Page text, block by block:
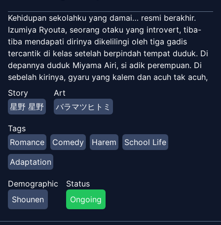
Kehidupan sekolahku yang damai… resmi berakhir.
Izumiya Ryouta, seorang otaku yang introvert, tiba-
tiba mendapati dirinya dikelilingi oleh tiga gadis
tercantik di kelas setelah berpindah tempat duduk. Di
depannya duduk Miyama Airi, si adik perempuan. Di
sebelah kirinya, gyaru yang kalem dan acuh tak acuh,
Ichinose Yuria. Dan di sebelah kanannya, ketua kelas
berambut hitam yang anggun, Kuroki Ruri. Di
permukaan, mereka adalah gadis-gadis cantik yang
sempurna—tetapi Ryouta menemukan rahasia yang
tidak pernah bisa mereka ungkapkan… "T-Tolong…!
Jangan beri tahu siapa pun tentang ini!" "Mulai
sekarang, kita menjalin hubungan seperti itu." "Ini
rahasia… hanya antara kamu dan aku, Ryouta-kun."
Yang dia inginkan hanyalah kehidupan otaku yang
tenang—jadi bagaimana semuanya berakhir seperti
ini?! Terjebak di antara tiga gadis yang merepotkan,
seorang otaku yang introvert berjuang mati-matian
Story
星野 星野
Art
バラマツヒトミ
Tags
Romance
Comedy Harem
School Life
Adaptation
Demographic
Shounen
Status
Ongoing